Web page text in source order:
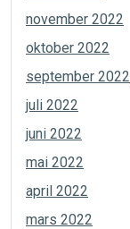
november 2022
oktober 2022
september 2022
juli 2022
juni 2022
mai 2022
april 2022
mars 2022